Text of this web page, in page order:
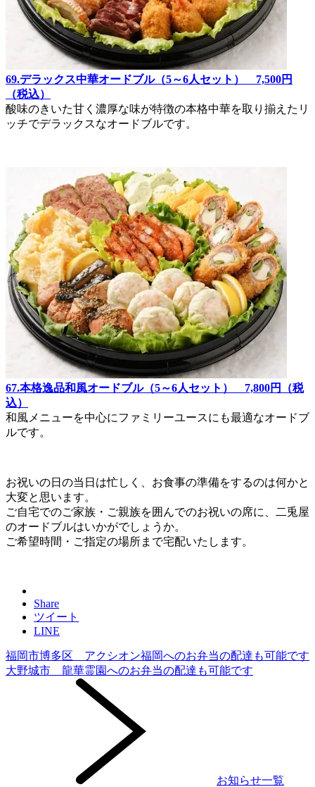
69.デラックス中華オードブル（5～6人セット） 7,500円
（税込）
酸味のきいた甘く濃厚な味が特徴の本格中華を取り揃えたリ
ッチでデラックスなオードブルです。
67.本格逸品和風オードブル（5～6人セット） 7,800円（税
込）
和風メニューを中心にファミリーユースにも最適なオードブ
ルです。
お祝いの日の当日は忙しく、お食事の準備をするのは何かと
大変と思います。
ご自宅でのご家族・ご親族を囲んでのお祝いの席に、二兎屋
のオードブルはいかがでしょうか。
ご希望時間・ご指定の場所まで宅配いたします。
Share
ツイート
LINE
福岡市博多区 アクシオン福岡へのお弁当の配達も可能です
大野城市 龍華霊園へのお弁当の配達も可能です
お知らせ一覧